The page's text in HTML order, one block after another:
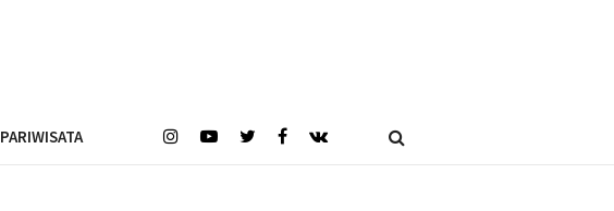
PARIWISATA